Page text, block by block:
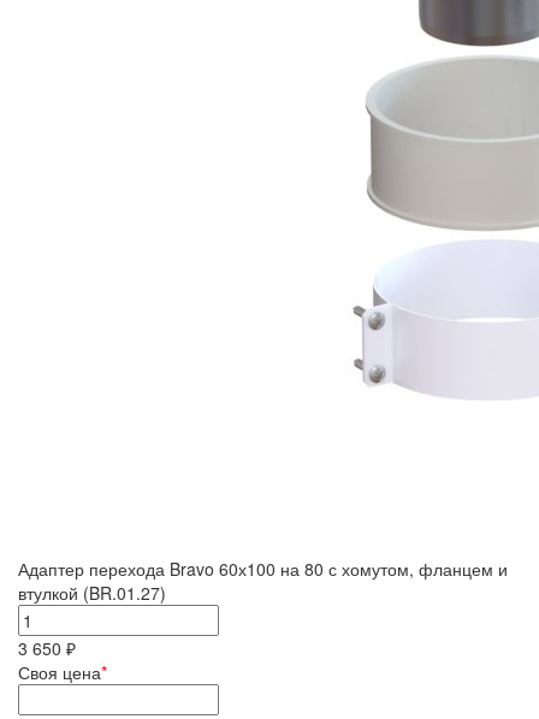
Адаптер перехода Bravo 60х100 на 80 с хомутом, фланцем и
втулкой (BR.01.27)
3 650 ₽
Своя цена*